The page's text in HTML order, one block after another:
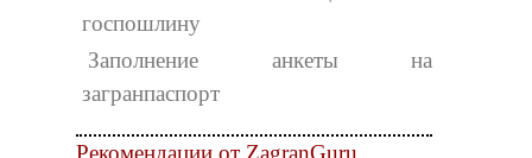
госпошлину
Заполнение анкеты на
загранпаспорт
Рекомендации от ZagranGuru